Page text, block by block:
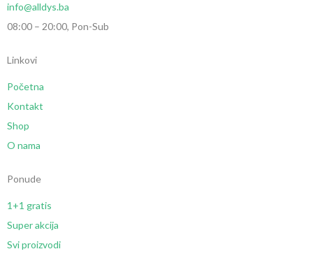
info@alldys.ba
08:00 – 20:00, Pon-Sub
Linkovi
Početna
Kontakt
Shop
O nama
Ponude
1+1 gratis
Super akcija
Svi proizvodi